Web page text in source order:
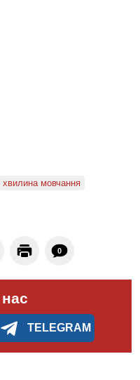
хвилина мовчання
0
TELEGRAM